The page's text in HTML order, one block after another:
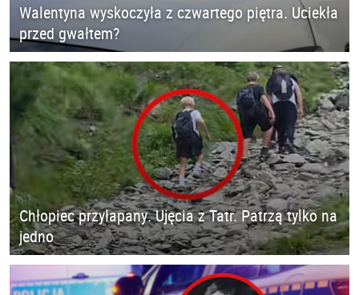
Walentyna wyskoczyła z czwartego piętra. Uciekła
przed gwałtem?
Chłopiec przyłapany. Ujęcia z Tatr. Patrzą tylko na
jedno